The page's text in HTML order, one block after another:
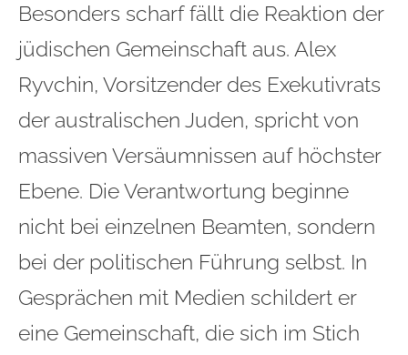
Besonders scharf fällt die Reaktion der
jüdischen Gemeinschaft aus. Alex
Ryvchin, Vorsitzender des Exekutivrats
der australischen Juden, spricht von
massiven Versäumnissen auf höchster
Ebene. Die Verantwortung beginne
nicht bei einzelnen Beamten, sondern
bei der politischen Führung selbst. In
Gesprächen mit Medien schildert er
eine Gemeinschaft, die sich im Stich